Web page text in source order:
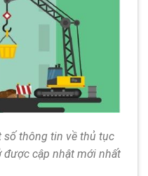
số thông tin về thủ tục
được cập nhật mới nhất